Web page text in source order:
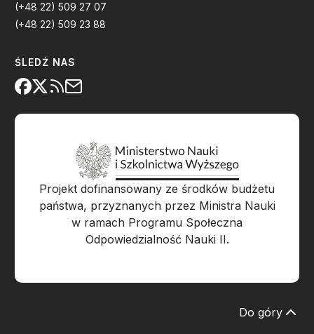
(+48 22) 509 27 07
(+48 22) 509 23 88
ŚLEDŹ NAS
Projekt dofinansowany ze środków budżetu
państwa, przyznanych przez Ministra Nauki
w ramach Programu Społeczna
Odpowiedzialność Nauki II.
Do góry